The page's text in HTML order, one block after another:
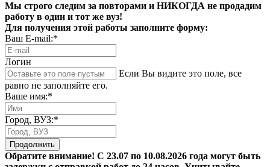
Мы строго следим за повторами и НИКОГДА не продадим
работу в один и тот же вуз!
Для получения этой работы заполните форму:
Ваш E-mail:*
Логин
Если Вы видите это поле, все
равно не заполняйте его.
Ваше имя:*
Город, ВУЗ:*
Продолжить
Обратите внимание! С 23.07 по 10.08.2026 года могут быть